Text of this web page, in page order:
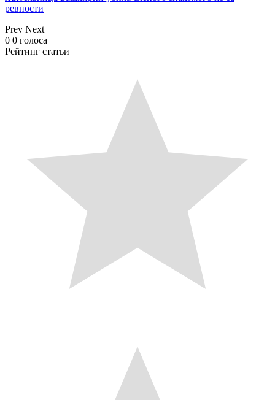
ревности
Prev Next
0 0 голоса
Рейтинг статьи